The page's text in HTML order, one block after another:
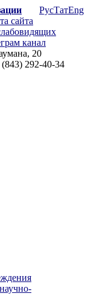
РусТатEng
20
292-40-34